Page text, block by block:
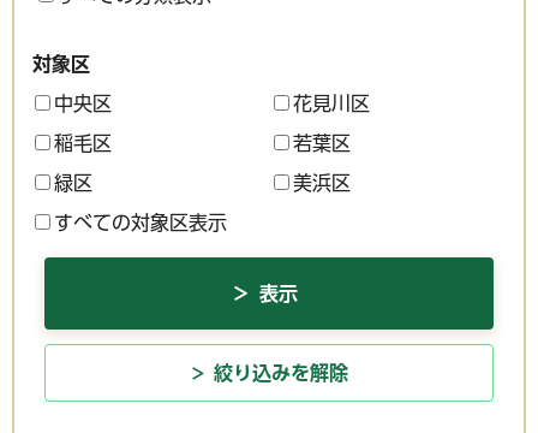
対象区
中央区 花見川区
稲毛区 若葉区
緑区 美浜区
すべての対象区表示
絞り込みを解除